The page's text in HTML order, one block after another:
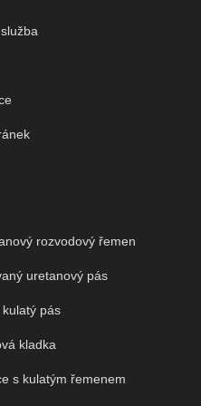
rozvodový řemen
uretanový pás
kulatý pás
kladka
s kulatým řemenem